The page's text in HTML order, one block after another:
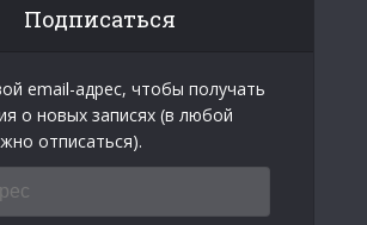
Подписаться
email-адрес, чтобы получать
о новых записях (в любой
отписаться).